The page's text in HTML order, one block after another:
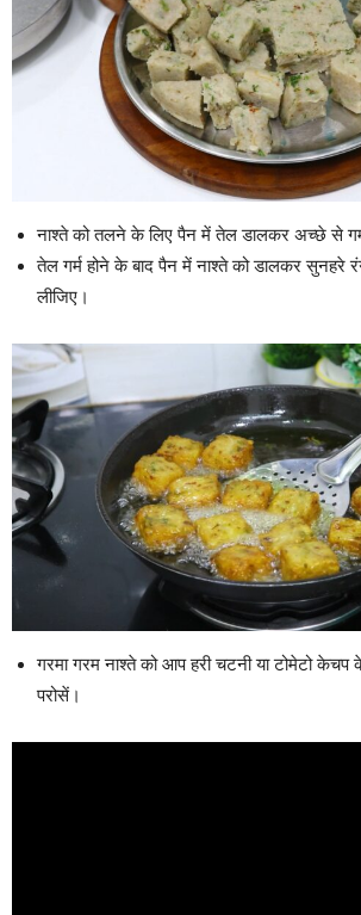
नाश्ते को तलने के लिए पैन में तेल डालकर अच्छे से
तेल गर्म होने के बाद पैन में नाश्ते को डालकर सुनहरे
लीजिए।
गरमा गरम नाश्ते को आप हरी चटनी या टोमेटो
परोसें।